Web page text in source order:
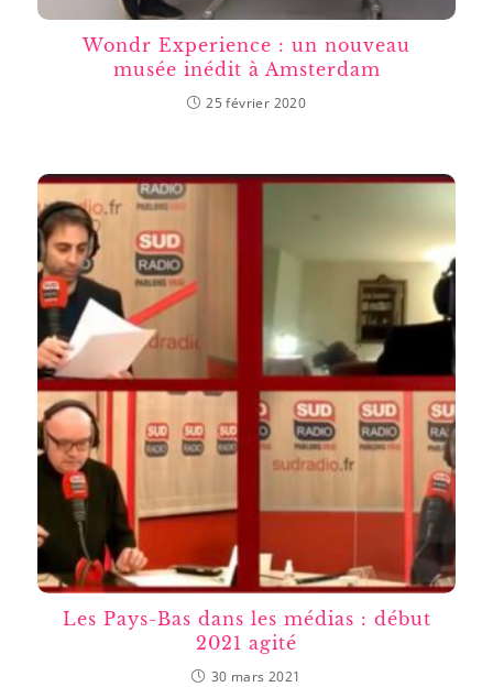
Wondr Experience : un nouveau
musée inédit à Amsterdam
25 février 2020
Les Pays-Bas dans les médias : début
2021 agité
30 mars 2021